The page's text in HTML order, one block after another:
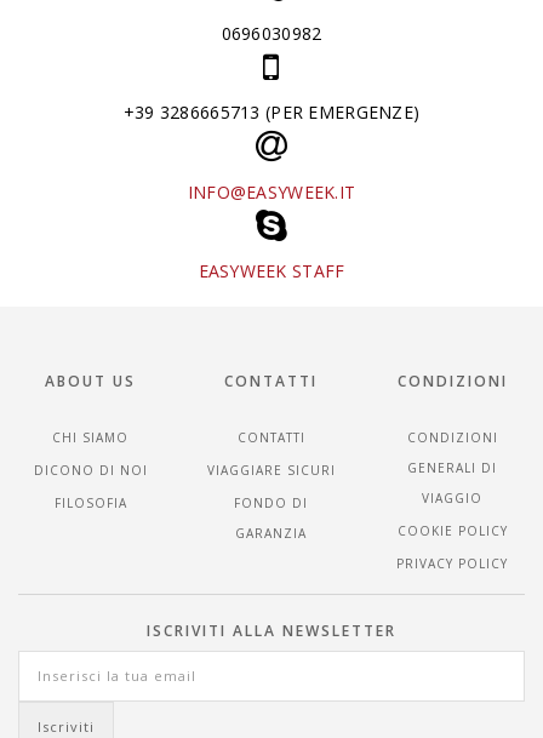
0696030982
+39 3286665713 (PER EMERGENZE)
INFO@EASYWEEK.IT
EASYWEEK STAFF
ABOUT US
CHI SIAMO
DICONO DI NOI
FILOSOFIA
CONTATTI
CONTATTI
VIAGGIARE SICURI
FONDO DI
GARANZIA
CONDIZIONI
CONDIZIONI
GENERALI DI
VIAGGIO
COOKIE POLICY
PRIVACY POLICY
ISCRIVITI ALLA NEWSLETTER